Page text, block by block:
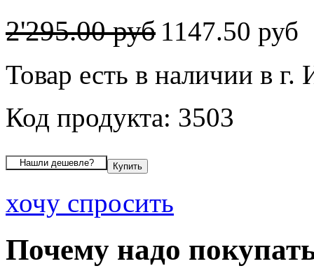
2'295.00 руб 1147.50 руб
Товар есть в наличии в г.
Код продукта: 3503
хочу спросить
Почему надо